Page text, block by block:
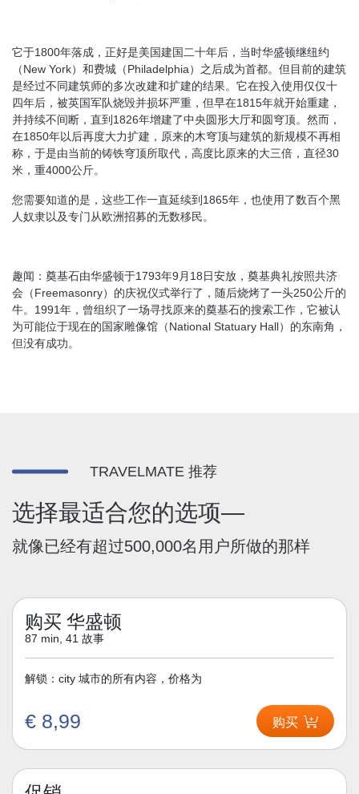
它于1800年落成，正好是美国建国二十年后，当时华盛顿继纽约
（New York）和费城（Philadelphia）之后成为首都。但目前的建筑
是经过不同建筑师的多次改建和扩建的结果。它在投入使用仅仅十
四年后，被英国军队烧毁并损坏严重，但早在1815年就开始重建，
并持续不间断，直到1826年增建了中央圆形大厅和圆穹顶。然而，
在1850年以后再度大力扩建，原来的木穹顶与建筑的新规模不再相
称，于是由当前的铸铁穹顶所取代，高度比原来的大三倍，直径30
米，重4000公斤。
您需要知道的是，这些工作一直延续到1865年，也使用了数百个黑
人奴隶以及专门从欧洲招募的无数移民。
趣闻：奠基石由华盛顿于1793年9月18日安放，奠基典礼按照共济
会（Freemasonry）的庆祝仪式举行了，随后烧烤了一头250公斤的
牛。1991年，曾组织了一场寻找原来的奠基石的搜索工作，它被认
为可能位于现在的国家雕像馆（National Statuary Hall）的东南角，
但没有成功。
TRAVELMATE 推荐
选择最适合您的选项—
就像已经有超过500,000名用户所做的那样
购买 华盛顿
87 min, 41 故事
解锁：city 城市的所有内容，价格为
€ 8,99 购买